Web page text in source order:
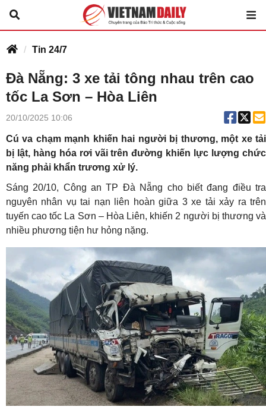
Tin 24/7
Đà Nẵng: 3 xe tải tông nhau trên cao
tốc La Sơn – Hòa Liên
20/10/2025 10:06
Cú va chạm mạnh khiến hai người bị thương, một xe tải
bị lật, hàng hóa rơi vãi trên đường khiến lực lượng chức
năng phải khẩn trương xử lý.
Sáng 20/10, Công an TP Đà Nẵng cho biết đang điều tra
nguyên nhân vụ tai nạn liên hoàn giữa 3 xe tải xảy ra trên
tuyến cao tốc La Sơn – Hòa Liên, khiến 2 người bị thương và
nhiều phương tiện hư hỏng nặng.